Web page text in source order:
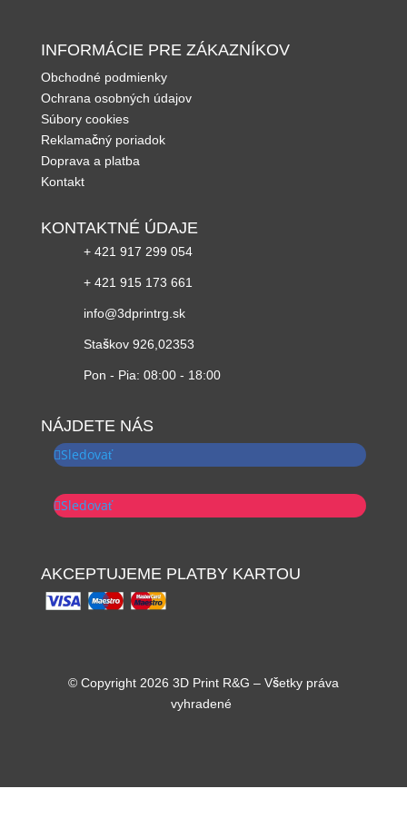
INFORMÁCIE PRE ZÁKAZNÍKOV
Obchodné podmienky
Ochrana osobných údajov
Súbory cookies
Reklamačný poriadok
Doprava a platba
Kontakt
KONTAKTNÉ ÚDAJE
+ 421 917 299 054
+ 421 915 173 661
info@3dprintrg.sk
Staškov 926,02353
Pon - Pia: 08:00 - 18:00
NÁJDETE NÁS
Sledovať
Sledovať
AKCEPTUJEME PLATBY KARTOU
© Copyright 2026 3D Print R&G – Všetky práva
vyhradené